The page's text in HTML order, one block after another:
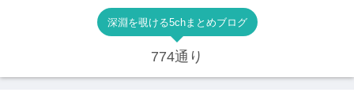
深淵を覗ける5chまとめブログ
774通り